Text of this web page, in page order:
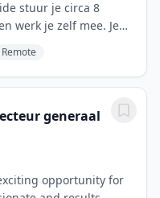
stuur je circa 8
werk je zelf mee. Je
af met het
voor tot...
Remote
generaal
opportunity for